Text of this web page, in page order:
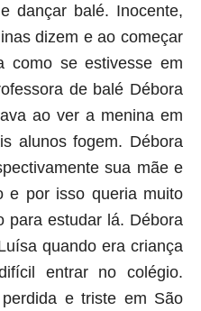
dançar balé. Inocente,
dizem e ao começar
como se estivesse em
de balé Débora
ao ver a menina em
alunos fogem. Débora
sua mãe e
e por isso queria muito
para estudar lá. Débora
quando era criança
entrar no colégio.
e triste em São